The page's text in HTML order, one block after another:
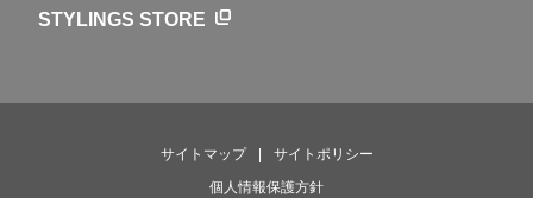
STYLINGS STORE
サイトマップ
サイトポリシー
個人情報保護方針